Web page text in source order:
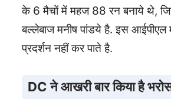
के 6 मैचों में महज 88 रन बनाये थे,
बल्लेबाज मनीष पांडये है. इस
प्रदर्शन नहीं कर पाते है.
DC ने आखरी बार किया है